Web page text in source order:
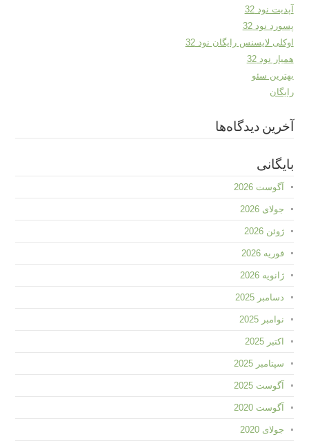
آپدیت نود 32
پسورد نود 32
اوکلی لایسنس رایگان نود 32
همیار نود 32
بهترین سئو
رایگان
آخرین دیدگاه‌ها
بایگانی
آگوست 2026
جولای 2026
ژوئن 2026
فوریه 2026
ژانویه 2026
دسامبر 2025
نوامبر 2025
اکتبر 2025
سپتامبر 2025
آگوست 2025
آگوست 2020
جولای 2020